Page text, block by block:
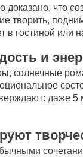
доказано, что
творить,
в гостиной или
и
солнечные
даже 5